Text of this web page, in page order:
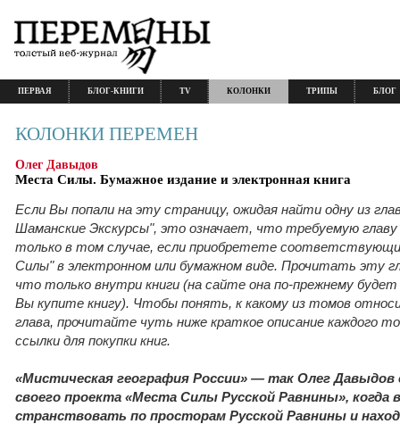
ПЕРВАЯ БЛОГ-КНИГИ TV КОЛОНКИ ТРИПЫ БЛОГ
КОЛОНКИ ПЕРЕМЕН
Олег Давыдов
Места Силы. Бумажное издание и электронная книга
Если Вы попали на эту страницу, ожидая найти одну из
Шаманские Экскурсы", это означает, что требуемую
только в том случае, если приобретете
Силы" в электронном или бумажном виде. Прочитать эту
что только внутри книги (на сайте она по-прежнему будет
Вы купите книгу). Чтобы понять, к какому из томов
глава, прочитайте чуть ниже краткое описание каждого
ссылки для покупки книг.
«Мистическая география России» — так Олег
своего проекта «Места Силы Русской Равнины», когда в
странствовать по просторам Русской Равнины и